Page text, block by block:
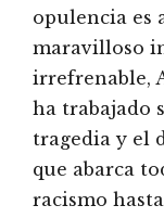
opulencia es
maravilloso
irrefrenable,
ha trabajado
tragedia y el
que abarca
racismo